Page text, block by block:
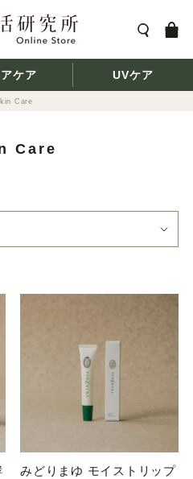
ケア UVケア
Care
Care
みどりまゆ モイストリップ